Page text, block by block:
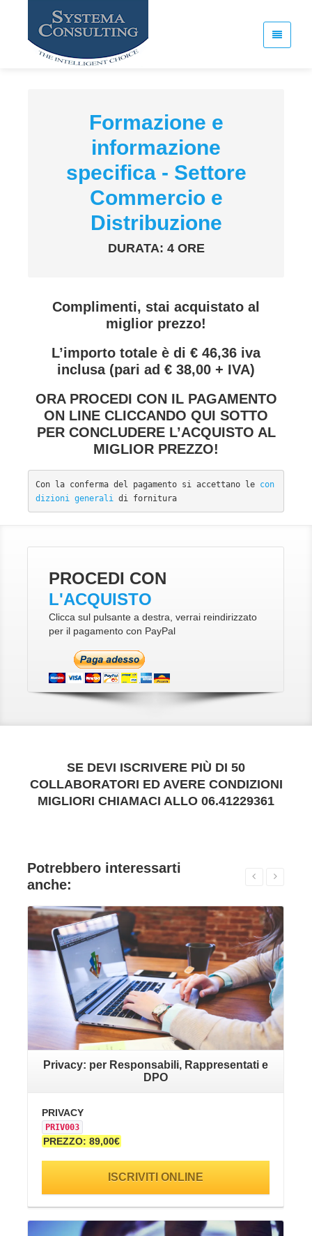
Formazione e
informazione
specifica - Settore
Commercio e
Distribuzione
DURATA: 4 ORE
Complimenti, stai acquistato al
miglior prezzo!
L’importo totale è di € 46,36 iva
inclusa (pari ad € 38,00 + IVA)
ORA PROCEDI CON IL PAGAMENTO
ON LINE CLICCANDO QUI SOTTO
PER CONCLUDERE L’ACQUISTO AL
MIGLIOR PREZZO!
Con la conferma del pagamento si accettano le con
dizioni generali
di fornitura
PROCEDI CON
L'ACQUISTO
Clicca sul pulsante a destra, verrai reindirizzato
per il pagamento con PayPal
SE DEVI ISCRIVERE PIÙ DI 50
COLLABORATORI ED AVERE CONDIZIONI
MIGLIORI CHIAMACI ALLO 06.41229361
Potrebbero interessarti
anche:
Privacy: per Responsabili, Rappresentati e
DPO
PRIVACY
PRIV003
PREZZO: 89,00€
ISCRIVITI ONLINE